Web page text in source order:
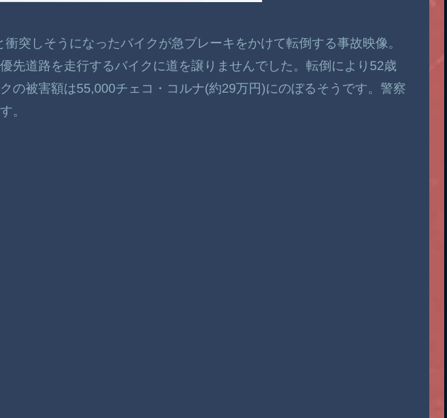
突しそうになったバイクが急ブレーキをかけて転倒する事故映像。
先道路を走行するバイクに道を譲りませんでした。転倒により52歳
の被害額は55,000チェコ・コルナ(約29万円)にのぼるそうです。警察
。